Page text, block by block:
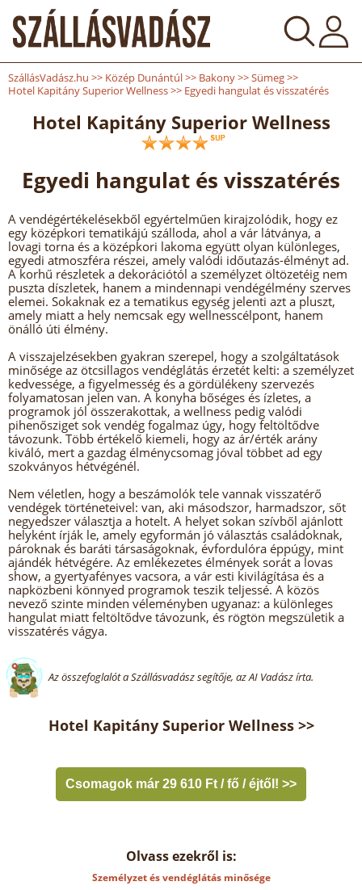
SzállásVadász.hu >> Közép Dunántúl>> Bakony>>Sümeg>>
Hotel Kapitány Superior Wellness>> Egyedi hangulat és visszatérés
Hotel Kapitány Superior Wellness
Egyedi hangulat és visszatérés
A vendégértékelésekből egyértelműen kirajzolódik, hogy ez
egy középkori tematikájú szálloda, ahol a vár látványa, a
lovagi torna és a középkori lakoma együtt olyan különleges,
egyedi atmoszféra részei, amely valódi időutazás-élményt ad.
A korhű részletek a dekorációtól a személyzet öltözetéig nem
puszta díszletek, hanem a mindennapi vendégélmény szerves
elemei. Sokaknak ez a tematikus egység jelenti azt a pluszt,
amely miatt a hely nemcsak egy wellnesscélpont, hanem
önálló úti élmény.
A visszajelzésekben gyakran szerepel, hogy a szolgáltatások
minősége az ötcsillagos vendéglátás érzetét kelti: a személyzet
kedvessége, a figyelmesség és a gördülékeny szervezés
folyamatosan jelen van. A konyha bőséges és ízletes, a
programok jól összerakottak, a wellness pedig valódi
pihenősziget sok vendég fogalmaz úgy, hogy feltöltődve
távozunk. Több értékelő kiemeli, hogy az ár/érték arány
kiváló, mert a gazdag élménycsomag jóval többet ad egy
szokványos hétvégénél.
Nem véletlen, hogy a beszámolók tele vannak visszatérő
vendégek történeteivel: van, aki másodszor, harmadszor, sőt
negyedszer választja a hotelt. A helyet sokan szívből ajánlott
helyként írják le, amely egyformán jó választás családoknak,
pároknak és baráti társaságoknak, évfordulóra éppúgy, mint
ajándék hétvégére. Az emlékezetes élmények sorát a lovas
show, a gyertyafényes vacsora, a vár esti kivilágítása és a
napközbeni könnyed programok teszik teljessé. A közös
nevező szinte minden véleményben ugyanaz: a különleges
hangulat miatt feltöltődve távozunk, és rögtön megszületik a
visszatérés vágya.
Az összefoglalót a Szállásvadász segítője, az AI Vadász írta.
Hotel Kapitány Superior Wellness >>
Csomagok már 29 610 Ft / fő / éjtől! >>
Olvass ezekről is:
Személyzet és vendéglátás minősége